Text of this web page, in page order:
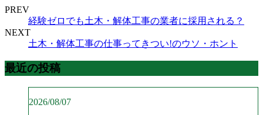
PREV
経験ゼロでも土木・解体工事の業者に採用される？
NEXT
土木・解体工事の仕事ってきつい!のウソ・ホント
最近の投稿
2026/08/07